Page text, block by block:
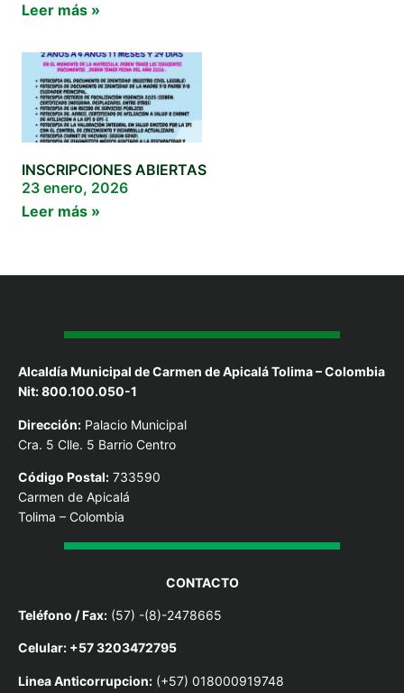
Leer más »
INSCRIPCIONES ABIERTAS
23 enero, 2026
Leer más »
Alcaldía Municipal de Carmen de Apicalá Tolima – Colombia
Nit: 800.100.050-1
Dirección: Palacio Municipal
Cra. 5 Clle. 5 Barrio Centro
Código Postal: 733590
Carmen de Apicalá
Tolima – Colombia
CONTACTO
Teléfono / Fax: (57) -(8)-2478665
Celular: +57 3203472795
Linea Anticorrupcion: (+57) 018000919748